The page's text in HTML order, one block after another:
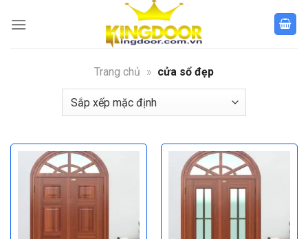
qua
Trang chủ » cửa sổ đẹp